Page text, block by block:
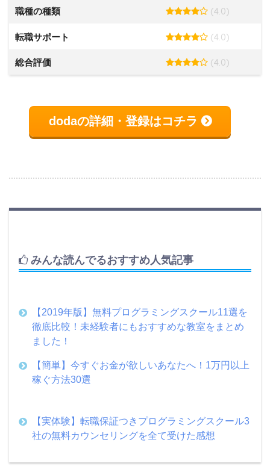
職種の種類 (4.0)
転職サポート (4.0)
総合評価 (4.0)
dodaの詳細・登録はコチラ
みんな読んでるおすすめ人気記事
【2019年版】無料プログラミングスクール11選を
徹底比較！未経験者にもおすすめな教室をまとめ
ました！
【簡単】今すぐお金が欲しいあなたへ！1万円以上
稼ぐ方法30選
【実体験】転職保証つきプログラミングスクール3
社の無料カウンセリングを全て受けた感想